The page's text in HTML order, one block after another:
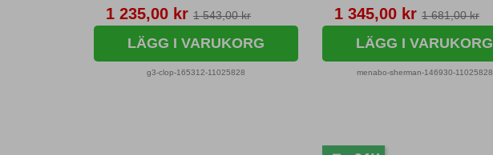
Pris
1 235,00 kr 1 543,00 kr
LÄGG I VARUKORG
g3-clop-165312-11025828
Pris
1 345,00 kr 1 681,00 kr
LÄGG I VARUKORG
menabo-sherman-146930-11025828